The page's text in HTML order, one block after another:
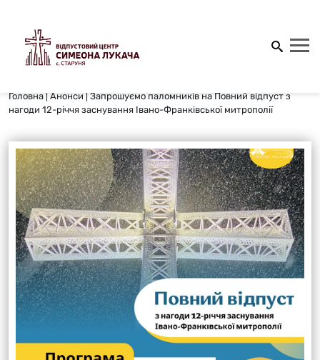
Головна | Анонси | Запрошуємо паломників на Повний відпуст з
нагоди 12-річчя заснування Івано-Франківської митрополії